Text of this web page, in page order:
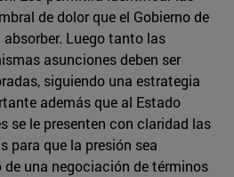
de dolor que el Gobierno de
Luego tanto las
asunciones deben ser
siguiendo una estrategia
además que al Estado
se le presenten con claridad las
para que la presión sea
de una negociación de términos